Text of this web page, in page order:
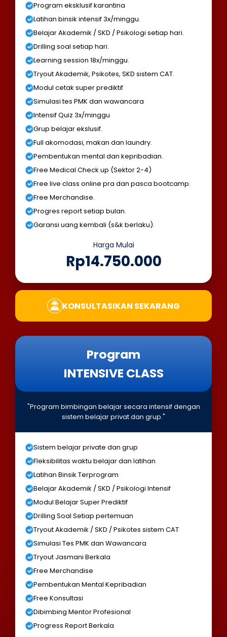
Program eksklusif karantina
Latihan binsik intensif 3x/minggu.
Belajar Akademik / SKD / Psikologi setiap hari.
Drilling soal setiap hari.
Learning session 18x/minggu.
Tryout Akademik, Psikotes, SKD sistem CAT.
Modul cetak super prediktif
Simulasi tes PMK dan wawancara
Intensif Quiz 3x/minggu
Grup belajar ekslusif.
Full akomodasi, makan dan laundry.
Pembentukan mental dan kepribadian.
Free Medical Check up (Sektor 2-4)
Free live class online pra dan pasca bootcamp.
Free Merchandise.
Progres report setiap bulan.
Garansi uang kembali (s&k berlaku).
Harga Mulai
Rp14.750.000
KONSULTASIKAN SEKARANG
Program
INTENSIVE CLASS
"Program bimbingan belajar secara intensif dengan
sistem belajar privat dan grup."
Sistem belajar private dan grup
Fleksibilitas waktu belajar dan latihan
Latihan Binsik Terprogram
Belajar Akademik / SKD / Psikologi Intensif
Modul Belajar Super Prediktif
Drilling Soal Setiap pertemuan
Tryout Akademik / SKD / Psikotes sistem CAT
Simulasi Tes PMK dan Wawancara
Tryout Jasmani Berkala
Free Merchandise
Pembentukan Mental Kepribadian
Free Konsultasi
Dibimbing Mentor Profesional
Progress Report Berkala